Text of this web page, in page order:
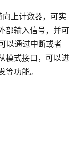
上计数器，可实
部输入信号，并可
以通过中断或者
模式接口，可以进
功能。